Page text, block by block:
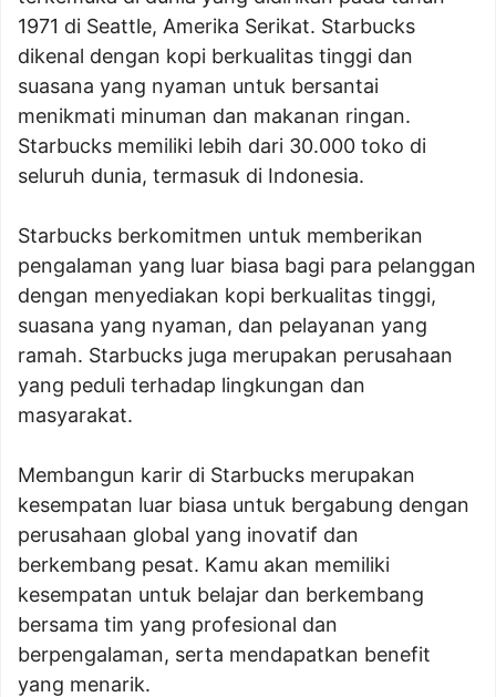
1971 di Seattle, Amerika Serikat. Starbucks
dikenal dengan kopi berkualitas tinggi dan
suasana yang nyaman untuk bersantai
menikmati minuman dan makanan ringan.
Starbucks memiliki lebih dari 30.000 toko di
seluruh dunia, termasuk di Indonesia.
Starbucks berkomitmen untuk memberikan
pengalaman yang luar biasa bagi para pelanggan
dengan menyediakan kopi berkualitas tinggi,
suasana yang nyaman, dan pelayanan yang
ramah. Starbucks juga merupakan perusahaan
yang peduli terhadap lingkungan dan
masyarakat.
Membangun karir di Starbucks merupakan
kesempatan luar biasa untuk bergabung dengan
perusahaan global yang inovatif dan
berkembang pesat. Kamu akan memiliki
kesempatan untuk belajar dan berkembang
bersama tim yang profesional dan
berpengalaman, serta mendapatkan benefit
yang menarik.